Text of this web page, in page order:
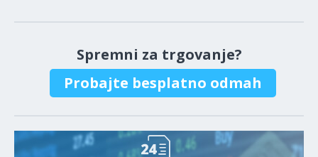
Spremni za trgovanje?
Probajte besplatno odmah